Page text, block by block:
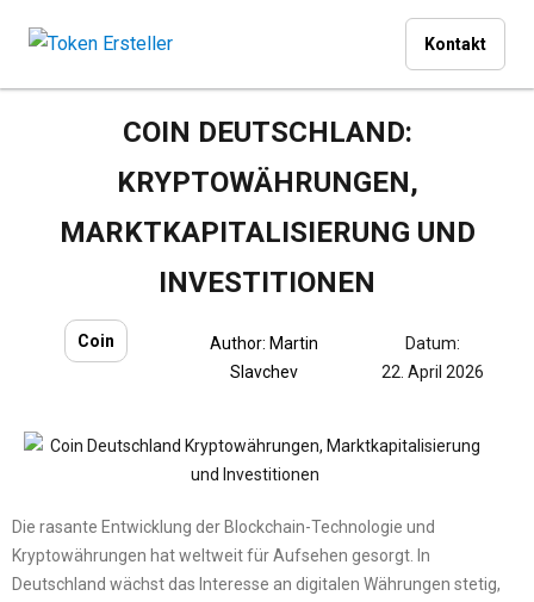
Kontakt
COIN DEUTSCHLAND:
KRYPTOWÄHRUNGEN,
MARKTKAPITALISIERUNG UND
INVESTITIONEN
Coin Author: Martin
Slavchev
Datum:
22. April 2026
Die rasante Entwicklung der Blockchain-Technologie und
Kryptowährungen hat weltweit für Aufsehen gesorgt. In
Deutschland wächst das Interesse an digitalen Währungen stetig,